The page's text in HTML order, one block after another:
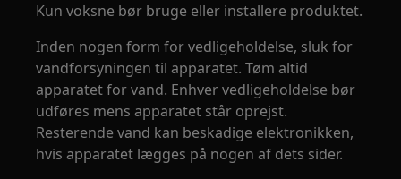
Kun voksne bør bruge eller installere produktet.
Inden nogen form for vedligeholdelse, sluk for
vandforsyningen til apparatet. Tøm altid
apparatet for vand. Enhver vedligeholdelse bør
udføres mens apparatet står oprejst.
Resterende vand kan beskadige elektronikken,
hvis apparatet lægges på nogen af dets sider.